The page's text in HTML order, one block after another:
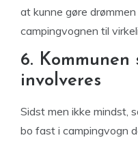
at kunne gøre
campingvognen til
6. Kommunen
involveres
Sidst men ikke mindst,
bo fast i campingvogn